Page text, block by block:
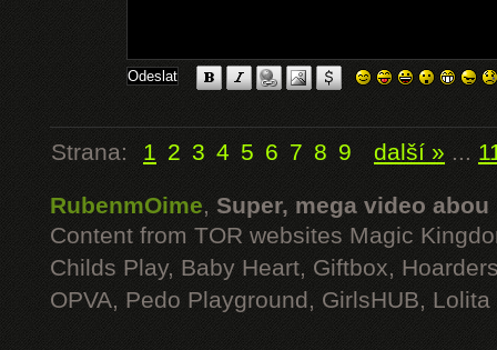
Strana: 1 2 3 4 5 6 7 8 9 další » ...
RubenmOime, Super, mega video abou
Content from TOR websites Magic
Childs Play, Baby Heart, Giftbox,
OPVA, Pedo Playground, GirlsHUB, Lolita